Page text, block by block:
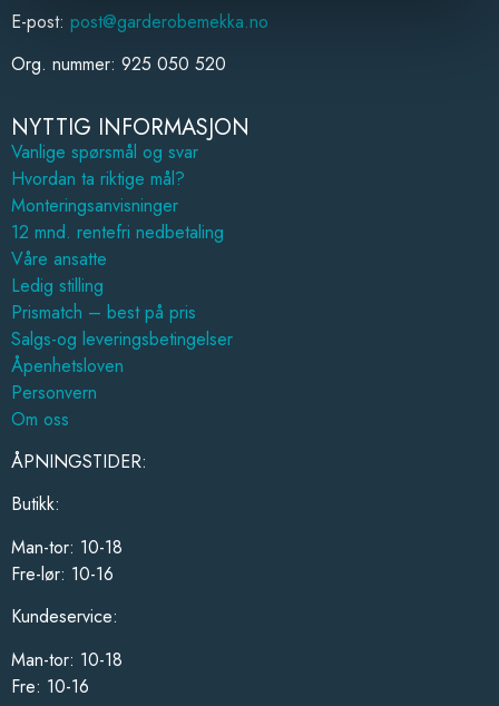
E-post: post@garderobemekka.no
Org. nummer: 925 050 520
NYTTIG INFORMASJON
Vanlige spørsmål og svar
Hvordan ta riktige mål?
Monteringsanvisninger
12 mnd. rentefri nedbetaling
Våre ansatte
Ledig stilling
Prismatch – best på pris
Salgs-og leveringsbetingelser
Åpenhetsloven
Personvern
Om oss
ÅPNINGSTIDER:
Butikk:
Man-tor: 10-18
Fre-lør: 10-16
Kundeservice:
Man-tor: 10-18
Fre: 10-16